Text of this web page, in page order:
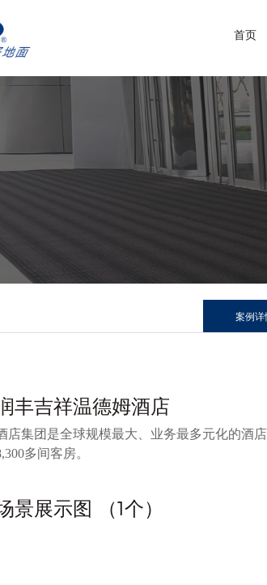
首页
案例详
丰吉祥温德姆酒店
店集团是全球规模最大、业务最多元化的酒
多间客房。
景展示图 （1个）